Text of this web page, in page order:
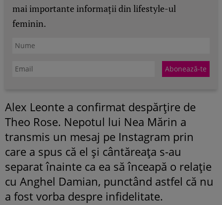
mai importante informații din lifestyle-ul
feminin.
Alex Leonte a confirmat despărțire de
Theo Rose. Nepotul lui Nea Mărin a
transmis un mesaj pe Instagram prin
care a spus că el și cântăreața s-au
separat înainte ca ea să înceapă o relație
cu Anghel Damian, punctând astfel că nu
a fost vorba despre infidelitate.